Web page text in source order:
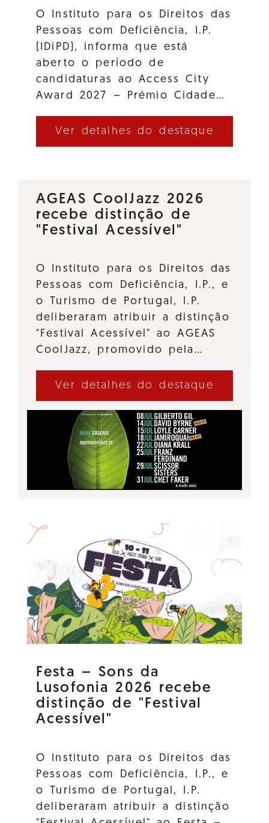
O Instituto para os Direitos das
Pessoas com Deficiência, I.P.
(IDiPD), informa que está
aberto o período de
candidaturas ao Access City
Award 2027 – Prémio Cidade…
Ver detalhes do destaque
AGEAS CoolJazz 2026
recebe distinção de
"Festival Acessível"
O Instituto para os Direitos das
Pessoas com Deficiência, I.P., e
o Turismo de Portugal, I.P.
deliberaram atribuir a distinção
"Festival Acessível" ao AGEAS
CoolJazz, promovido pela…
Ver detalhes do destaque
Festa – Sons da
Lusofonia 2026 recebe
distinção de "Festival
Acessível"
O Instituto para os Direitos das
Pessoas com Deficiência, I.P., e
o Turismo de Portugal, I.P.
deliberaram atribuir a distinção